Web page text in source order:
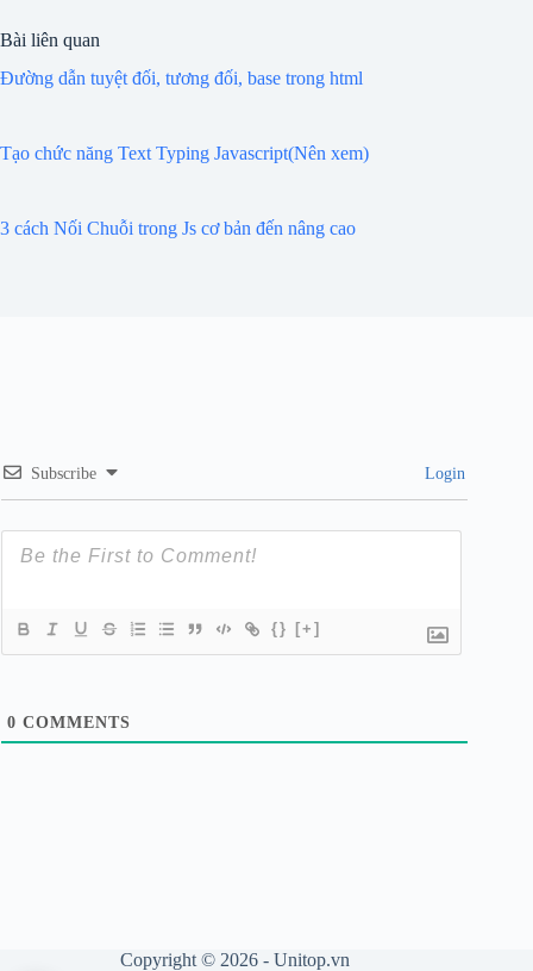
Bài liên quan
Đường dẫn tuyệt đối, tương đối, base trong html
Tạo chức năng Text Typing Javascript(Nên xem)
3 cách Nối Chuỗi trong Js cơ bản đến nâng cao
Subscribe Login
{} [+]
0 COMMENTS
Copyright © 2026 - Unitop.vn